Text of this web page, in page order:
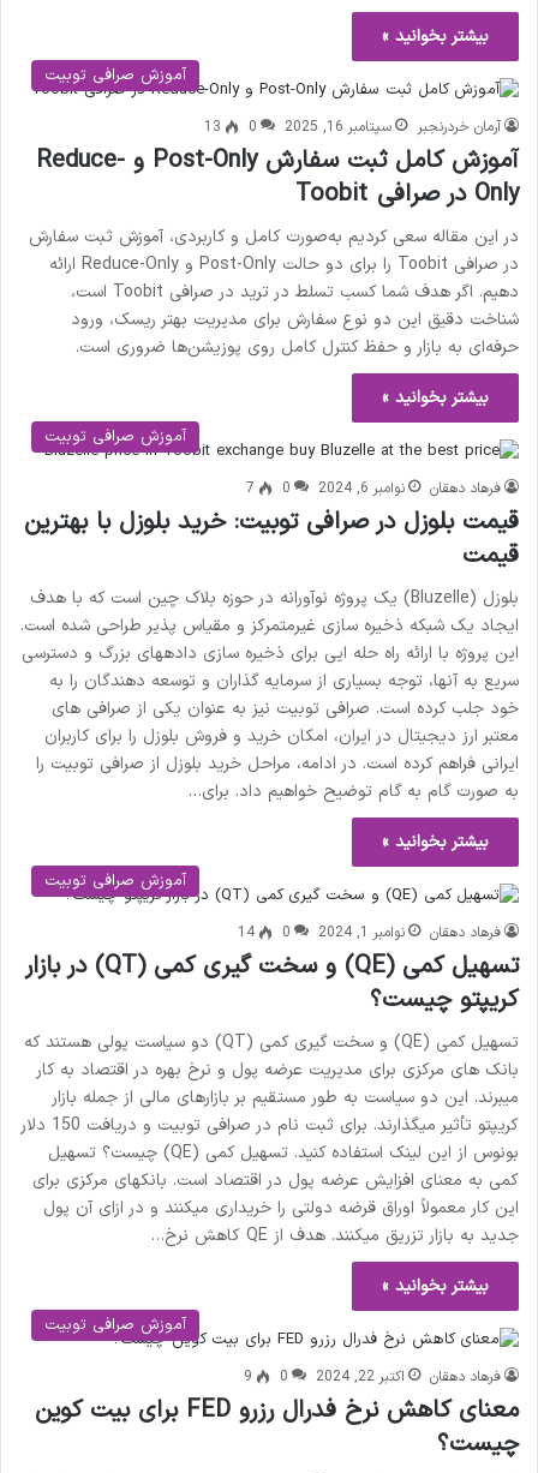
بیشتر بخوانید »
آموزش صرافی توبیت
آرمان خردرنجبر سپتامبر 16, 2025 0
13
آموزش کامل ثبت سفارش Post-Only و Reduce-
Only در صرافی Toobit
در این مقاله سعی کردیم به‌صورت کامل و کاربردی، آموزش ثبت سفارش
در صرافی Toobit را برای دو حالت Post-Only و Reduce-Only ارائه
دهیم. اگر هدف شما کسب تسلط در ترید در صرافی Toobit است،
شناخت دقیق این دو نوع سفارش برای مدیریت بهتر ریسک، ورود
حرفه‌ای به بازار و حفظ کنترل کامل روی پوزیشن‌ها ضروری است.
بیشتر بخوانید »
آموزش صرافی توبیت
فرهاد دهقان نوامبر 6, 2024 0
7
قیمت بلوزل در صرافی توبیت: خرید بلوزل با بهترین
قیمت
بلوزل (Bluzelle) یک پروژه نوآورانه در حوزه بلاک چین است که با هدف
ایجاد یک شبکه ذخیره سازی غیرمتمرکز و مقیاس پذیر طراحی شده است.
این پروژه با ارائه راه حله ایی برای ذخیره سازی دادههای بزرگ و دسترسی
سریع به آنها، توجه بسیاری از سرمایه گذاران و توسعه دهندگان را به
خود جلب کرده است. صرافی توبیت نیز به عنوان یکی از صرافی های
معتبر ارز دیجیتال در ایران، امکان خرید و فروش بلوزل را برای کاربران
ایرانی فراهم کرده است. در ادامه، مراحل خرید بلوزل از صرافی توبیت را
به صورت گام به گام توضیح خواهیم داد. برای…
بیشتر بخوانید »
آموزش صرافی توبیت
فرهاد دهقان نوامبر 1, 2024 0
14
تسهیل کمی (QE) و سخت گیری کمی (QT) در بازار
کریپتو چیست؟
تسهیل کمی (QE) و سخت گیری کمی (QT) دو سیاست پولی هستند که
بانک های مرکزی برای مدیریت عرضه پول و نرخ بهره در اقتصاد به کار
میبرند. این دو سیاست به طور مستقیم بر بازارهای مالی از جمله بازار
کریپتو تأثیر میگذارند. برای ثبت نام در صرافی توبیت و دریافت 150 دلار
بونوس از این لینک استفاده کنید. تسهیل کمی (QE) چیست؟ تسهیل
کمی به معنای افزایش عرضه پول در اقتصاد است. بانکهای مرکزی برای
این کار معمولاً اوراق قرضه دولتی را خریداری میکنند و در ازای آن پول
جدید به بازار تزریق میکنند. هدف از QE کاهش نرخ…
بیشتر بخوانید »
آموزش صرافی توبیت
فرهاد دهقان اکتبر 22, 2024 0
9
معنای کاهش نرخ فدرال رزرو FED برای بیت کوین
چیست؟